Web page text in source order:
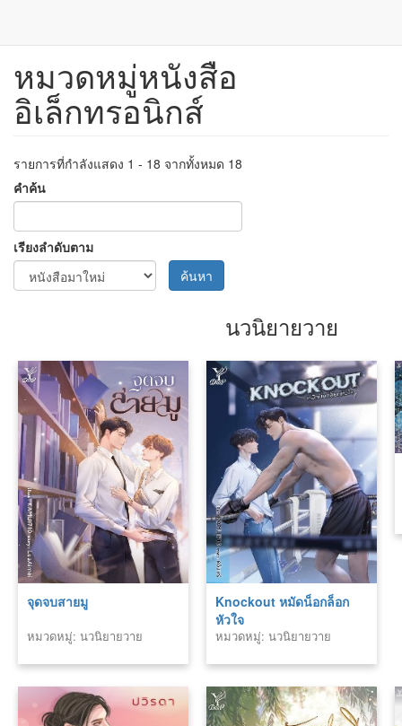
ข้าม
เนื้อหา
หมวดหมู่หนังสือ
อิเล็กทรอนิกส์
รายการที่กำลังแสดง 1 - 18 จากทั้งหมด 18
คำค้น
เรียงลำดับตาม
ค้นหา
นวนิยายวาย
จุดจบสายมู
หมวดหมู่: นวนิยายวาย
Knockout หมัดน็อกล็อก
หัวใจ
หมวดหมู่: นวนิยายวาย